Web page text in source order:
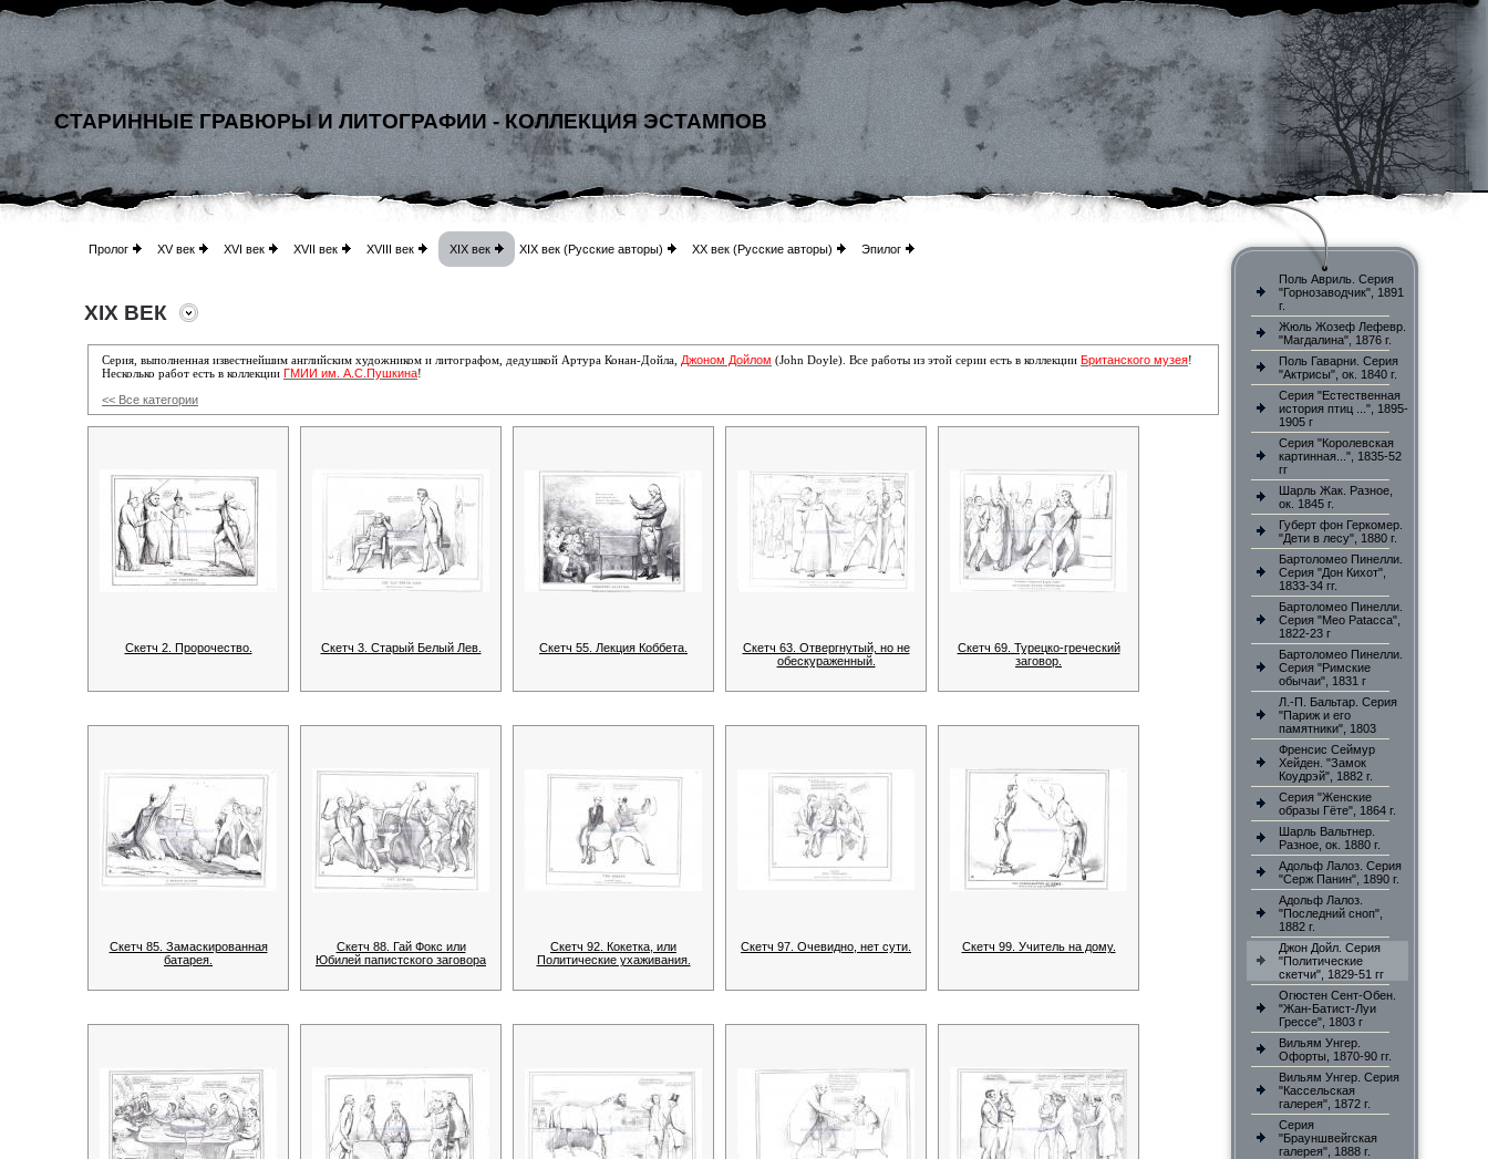
СТАРИННЫЕ ГРАВЮРЫ И ЛИТОГРАФИИ - КОЛЛЕКЦИЯ ЭСТАМПОВ
Пролог XV век XVI век XVII век XVIII век XIX век XIX век (Русские авторы) XX век (Русские авторы) Эпилог
XIX ВЕК
Серия, выполненная известнейшим английским художником и литографом, дедушкой Артура Конан-Дойла, Джоном Дойлом (John Doyle). Все работы из этой серии есть в коллекции Британского музея!
Несколько работ есть в коллекции ГМИИ им. А.С.Пушкина!
<< Все категории
Скетч 2. Пророчество. Скетч 3. Старый Белый Лев. Скетч 55. Лекция Коббета.
Скетч 63. Отвергнутый, но не
обескураженный.
Скетч 69. Турецко-греческий
заговор.
Скетч 85. Замаскированная
батарея.
Скетч 88. Гай Фокс или
Юбилей папистского заговора
Скетч 92. Кокетка, или
Политические ухаживания.
Скетч 97. Очевидно, нет сути. Скетч 99. Учитель на дому.
Поль Авриль. Серия
"Горнозаводчик", 1891
г.
Жюль Жозеф Лефевр.
"Магдалина", 1876 г.
Поль Гаварни. Серия
"Актрисы", ок. 1840 г.
Серия "Естественная
история птиц ...", 1895-
1905 г
Серия "Королевская
картинная...", 1835-52
гг
Шарль Жак. Разное,
ок. 1845 г.
Губерт фон Геркомер.
"Дети в лесу", 1880 г.
Бартоломео Пинелли.
Серия "Дон Кихот",
1833-34 гг.
Бартоломео Пинелли.
Серия "Meo Patacca",
1822-23 г
Бартоломео Пинелли.
Серия "Римские
обычаи", 1831 г
Л.-П. Бальтар. Серия
"Париж и его
памятники", 1803
Френсис Сеймур
Хейден. "Замок
Коудрэй", 1882 г.
Серия "Женские
образы Гёте", 1864 г.
Шарль Вальтнер.
Разное, ок. 1880 г.
Адольф Лалоз. Серия
"Серж Панин", 1890 г.
Адольф Лалоз.
"Последний сноп",
1882 г.
Джон Дойл. Серия
"Политические
скетчи", 1829-51 гг
Огюстен Сент-Обен.
"Жан-Батист-Луи
Грессе", 1803 г
Вильям Унгер.
Офорты, 1870-90 гг.
Вильям Унгер. Серия
"Кассельская
галерея", 1872 г.
Серия
"Брауншвейгская
галерея", 1888 г.